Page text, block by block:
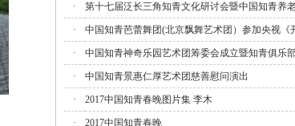
· 第十七届泛长三角知青文化研讨会暨中国知青养
· 中国知青芭蕾舞团(北京飘舞艺术团）参加央视《
· 中国知青神奇乐园艺术团筹委会成立暨知青俱乐
· 中国知青景惠仁厚艺术团慈善慰问演出
· 2017中国知青春晚图片集 李木
· 2017中国知青春晚